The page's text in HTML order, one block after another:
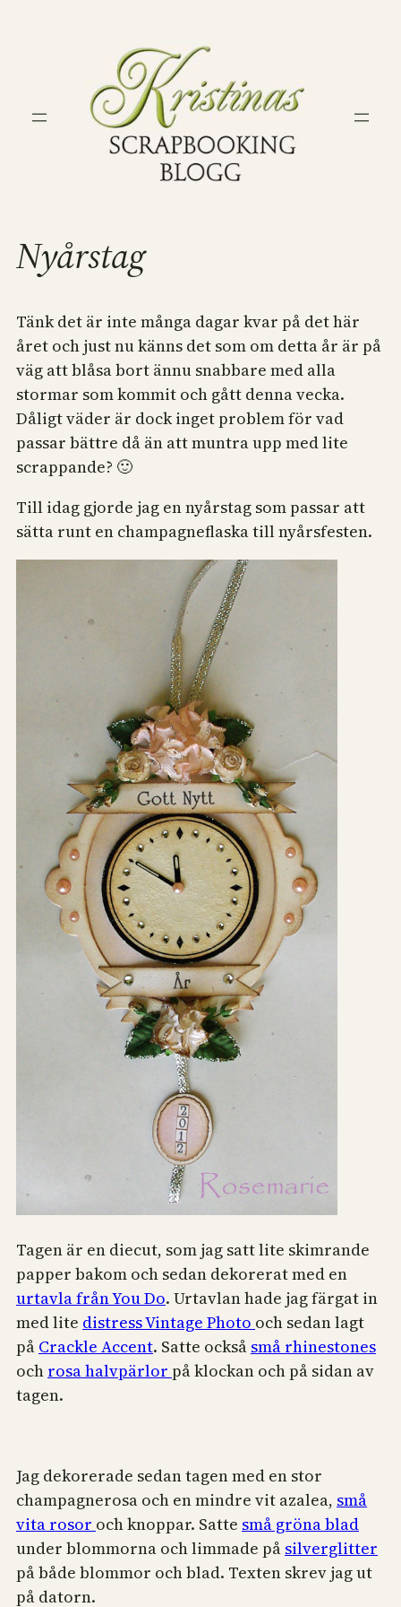
Nyårstag
Tänk det är inte många dagar kvar på det här
året och just nu känns det som om detta år är på
väg att blåsa bort ännu snabbare med alla
stormar som kommit och gått denna vecka.
Dåligt väder är dock inget problem för vad
passar bättre då än att muntra upp med lite
scrappande? 🙂
Till idag gjorde jag en nyårstag som passar att
sätta runt en champagneflaska till nyårsfesten.
Tagen är en diecut, som jag satt lite skimrande
papper bakom och sedan dekorerat med en
urtavla från You Do. Urtavlan hade jag färgat in
med lite distress Vintage Photo och sedan lagt
på Crackle Accent. Satte också små rhinestones
och rosa halvpärlor på klockan och på sidan av
tagen.
Jag dekorerade sedan tagen med en stor
champagnerosa och en mindre vit azalea, små
vita rosor och knoppar. Satte små gröna blad
under blommorna och limmade på silverglitter
på både blommor och blad. Texten skrev jag ut
på datorn.